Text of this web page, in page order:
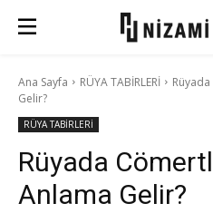
Ana Sayfa RÜYA TABİRLERİ
Gelir?
RÜYA TABİRLERİ
Rüyada
Anlama Gelir?